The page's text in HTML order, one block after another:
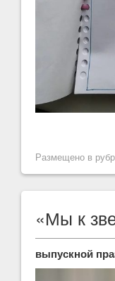
Размещено в
«Мы к
выпускной